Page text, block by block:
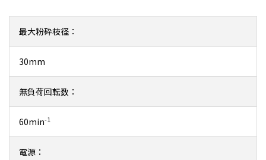
最大粉砕枝径：
30mm
無負荷回転数：
60min-1
電源：